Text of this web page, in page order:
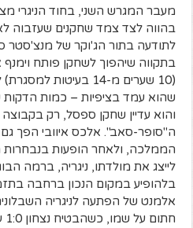
מעבר המגרש השני, בחוד הניגרי
בהווה לצד צמד שחקנים שעזבוה
לתודעה בתור הג'וקר של מנצ'סטר
בתקווה שיהפוך לשחקן פותח
(10 שערים מ-14
שהוא עמד בציפיות – כמות
והוא עדיין שחקן ספסל, רק בקבוצה
ה"סופר-סאב". אלכס איוובי הפך
הממלכה, ולאחר הופעות בנבחרות
לייצג את מולדתו, ניגריה, ברמה
בלהופיע במקום הנכון ברחבה
אלמנט של הפתעה לניגריה